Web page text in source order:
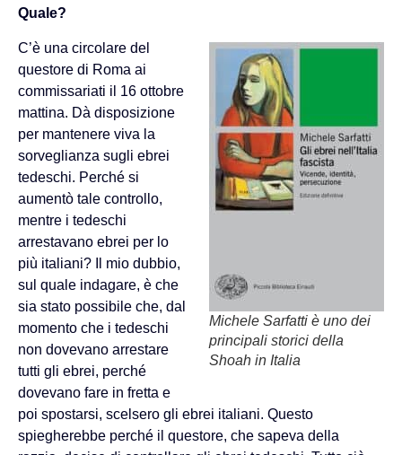
Quale?
Michele Sarfatti è uno dei
principali storici della
Shoah in Italia
C’è una circolare del
questore di Roma ai
commissariati il 16 ottobre
mattina. Dà disposizione
per mantenere viva la
sorveglianza sugli ebrei
tedeschi. Perché si
aumentò tale controllo,
mentre i tedeschi
arrestavano ebrei per lo
più italiani? Il mio dubbio,
sul quale indagare, è che
sia stato possibile che, dal
momento che i tedeschi
non dovevano arrestare
tutti gli ebrei, perché
dovevano fare in fretta e
poi spostarsi, scelsero gli ebrei italiani. Questo
spiegherebbe perché il questore, che sapeva della